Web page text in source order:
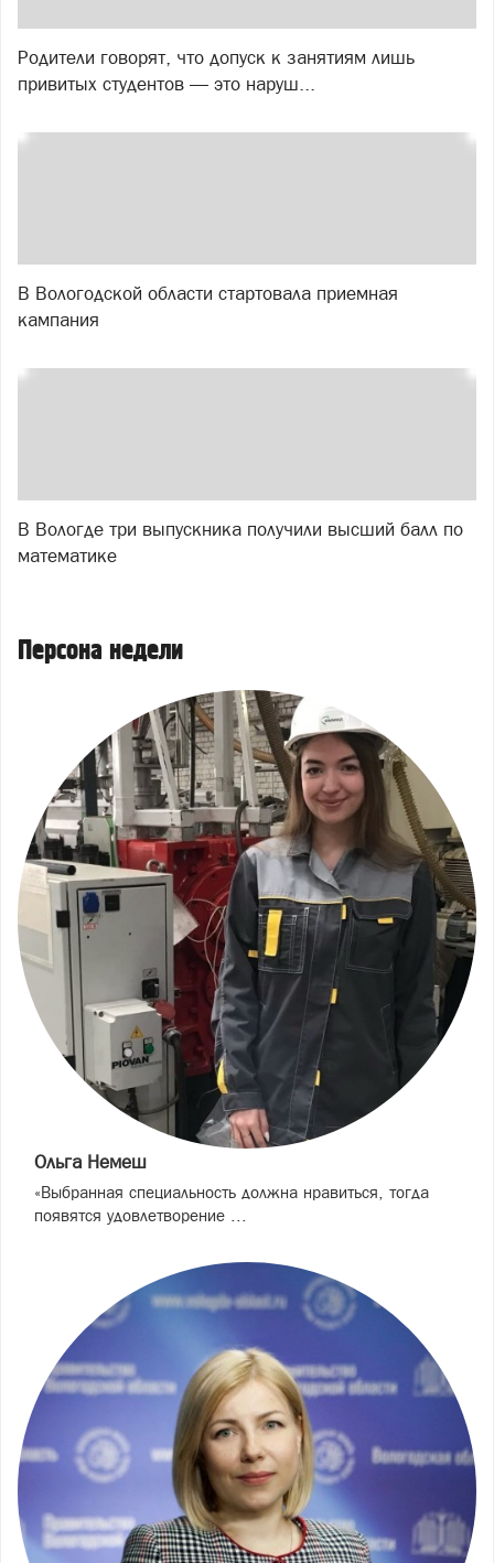
Родители говорят, что допуск к занятиям лишь
привитых студентов — это наруш...
В Вологодской области стартовала приемная
кампания
В Вологде три выпускника получили высший балл по
математике
Персона недели
Ольга Немеш
«Выбранная специальность должна нравиться, тогда
появятся удовлетворение ...